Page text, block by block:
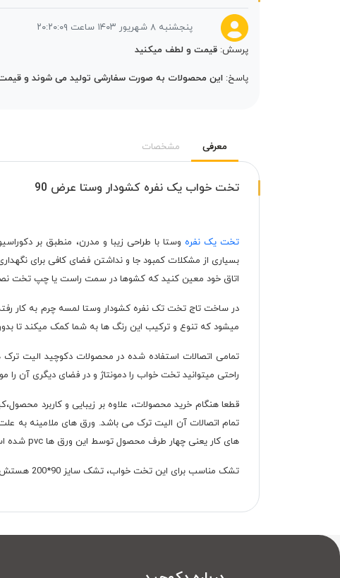
پنجشنبه ۸ شهریور ۱۴۰۳ ساعت ۲۰:۲۰:۰۹
پرسش: قیمت و لطف میکنید
پاسخ: این محصولات به صورت سفارشی تولید می شوند و قیمت بعد ثبت سفارش به
معرفی مشخصات
تخت خواب یک نفره کشودار وستا عرض 90
تخت یک نفره وستا با طراحی زیبا و مدرن، منطبق بر
بسیاری از مشکلات کمبود جا و نداشتن فضای کافی برای
اتاق خود معین کنید که کشوها در سمت راست یا چپ تخت
در ساخت تاج تخت تک نفره کشودار وستا لمسه چرم به کار
میشود که تنوع و ترکیب این رنگ ها به شما کمک میکند تا
تمامی اتصالات استفاده شده در محصولات دکوچید الیت
راحتی میتوانید تخت خواب را دمونتاژ و در فضای دیگری آن را
قطعا هنگام خرید محصولات، علاوه بر زیبایی و کاربرد
تمام اتصالات آن الیت ترک می باشد. ورق های ملامینه به
های کار یعنی چهار طرف محصول توسط این ورق ها pvc شده است.
تشک مناسب برای این تخت خواب، تشک سایز 90*200 هستش و ارتفاع تخت (بالای تاج تا زمین) یک متر می باشد.